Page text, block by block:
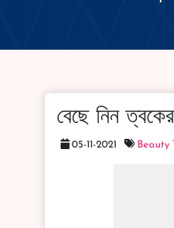
বেছে নিন
05-11-2021 Beauty